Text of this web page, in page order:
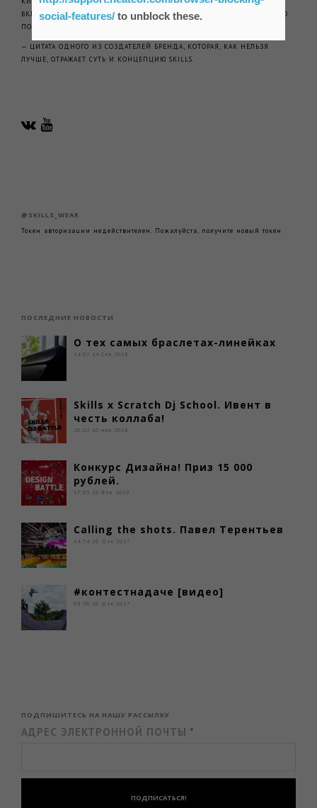
ВКЛАДЫВАЕШЬ В СЕБЯ И ПОЛУЧАЕШЬ УДОВОЛЬСТВИЕ ОТ ПОСТОЯННОГО
ПОВЫШЕНИЯ СВОИХ SKILLS — МЫ НА ОДНОЙ ВОЛНЕ»
— ЦИТАТА ОДНОГО ИЗ СОЗДАТЕЛЕЙ БРЕНДА, КОТОРАЯ, КАК НЕЛЬЗЯ
ЛУЧШЕ, ОТРАЖАЕТ СУТЬ И КОНЦЕПЦИЮ SKILLS.
@SKILLS_WEAR
Токен авторизации недействителен. Пожалуйста, получите новый токен
ПОСЛЕДНИЕ НОВОСТИ
О тех самых браслетах-линейках
14:07 14 Сен 2018
Skills x Scratch Dj School. Ивент в
честь коллаба!
20:02 10 мая 2018
Конкурс Дизайна! Приз 15 000
рублей.
17:05 19 Фев 2018
Сalling the shots. Павел Терентьев
14:54 26 Дек 2017
#контестнадаче [видео]
08:56 26 Дек 2017
ПОДПИШИТЕСЬ НА НАШУ РАССЫЛКУ
АДРЕС ЭЛЕКТРОННОЙ ПОЧТЫ *
social-features/to unblock these.